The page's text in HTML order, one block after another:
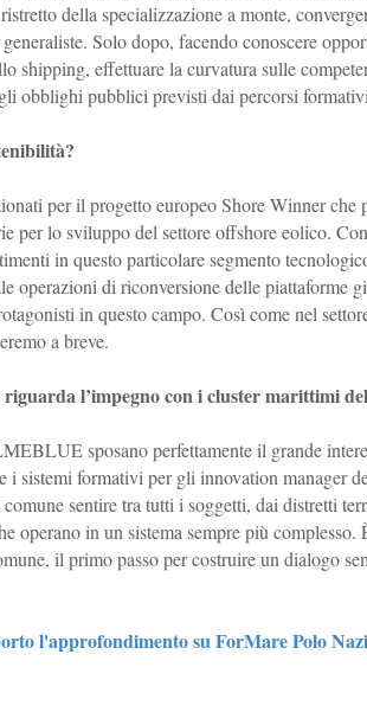
della specializzazione a monte,
Solo dopo, facendo conoscere
shipping, effettuare la curvatura sulle
obblighi pubblici previsti dai percorsi
per il progetto europeo Shore Winner che
per lo sviluppo del settore offshore eolico.
in questo particolare segmento
operazioni di riconversione delle piattaforme
in questo campo. Così come nel
a breve.
l’impegno con i cluster marittimi
sposano perfettamente il grande
i sistemi formativi per gli innovation manager
sentire tra tutti i soggetti, dai distretti
operano in un sistema sempre più
il primo passo per costruire un dialogo
l'approfondimento su ForMare Polo